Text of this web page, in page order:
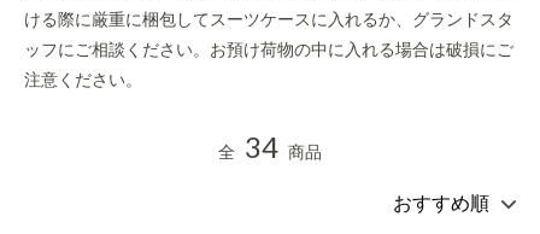
ける際に厳重に梱包してスーツケースに入れるか、グランドスタ
ッフにご相談ください。お預け荷物の中に入れる場合は破損にご
注意ください。
全 34 商品